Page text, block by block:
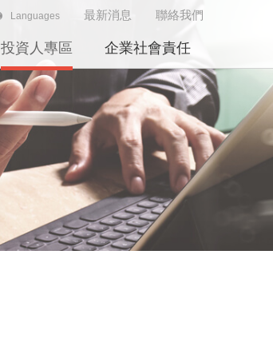
Languages 最新消息 聯絡我們
投資人專區 企業社會責任